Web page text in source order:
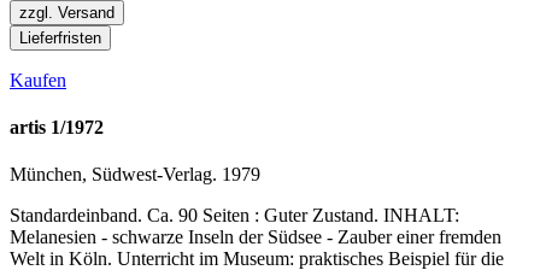
zzgl. Versand
Lieferfristen
Kaufen
artis 1/1972
München, Südwest-Verlag. 1979
Standardeinband. Ca. 90 Seiten : Guter Zustand. INHALT:
Melanesien - schwarze Inseln der Südsee - Zauber einer fremden
Welt in Köln. Unterricht im Museum: praktisches Beispiel für die